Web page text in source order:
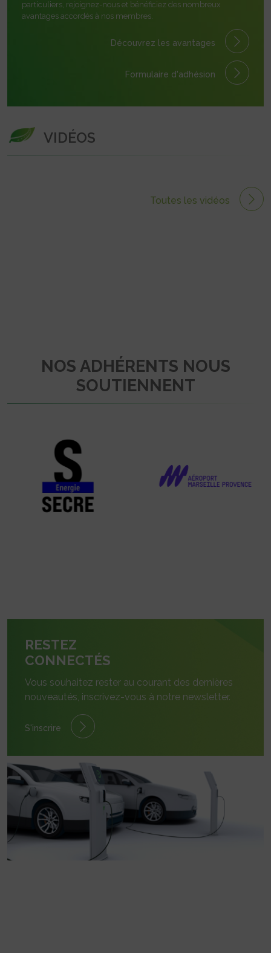
particuliers, rejoignez-nous et bénéficiez des nombreux
avantages accordés à nos membres.
Découvrez les avantages
Formulaire d'adhésion
VIDÉOS
Toutes les vidéos
NOS ADHÉRENTS NOUS
SOUTIENNENT
RESTEZ
CONNECTÉS
Vous souhaitez rester au courant des dernières
nouveautés, inscrivez-vous à notre newsletter.
S'inscrire